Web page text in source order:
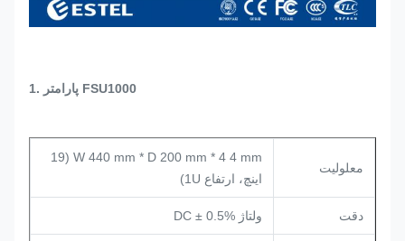
1. پارامتر FSU1000
معلولیت
W 440 mm * D 200 mm * 4 4 mm (19
اینچ، ارتفاع 1U)
دقت ولتاژ DC ± 0.5%